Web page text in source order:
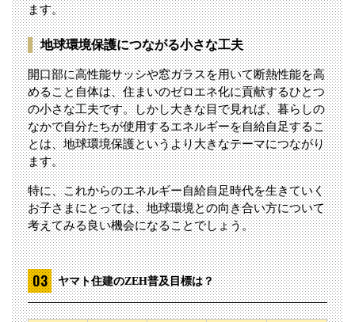
ます。
地球環境保護につながる小さな工夫
開口部に高性能サッシや窓ガラスを用いて断熱性能を高
めること自体は、住まいのゼロエネ化に貢献するひとつ
の小さな工夫です。しかし大きな目で見れば、暮らしの
なかで自分たちが使用するエネルギーを自給自足するこ
とは、地球環境保護というより大きなテーマにつながり
ます。
特に、これからのエネルギー自給自足時代を生きていく
お子さまにとっては、地球環境との向き合い方について
考えてみる良い機会になることでしょう。
ヤマト住建のZEH普及目標は？